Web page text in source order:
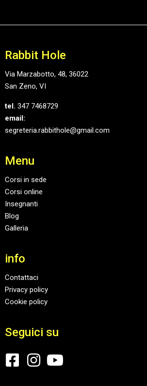
Rabbit Hole
Via Marzabotto, 48, 36022
San Zeno, VI
tel. 347 7468729
email:
segreteria.rabbithole@gmail.com
Menu
Corsi in sede
Corsi online
Insegnanti
Blog
Galleria
info
Contattaci
Privacy policy
Cookie policy
Seguici su